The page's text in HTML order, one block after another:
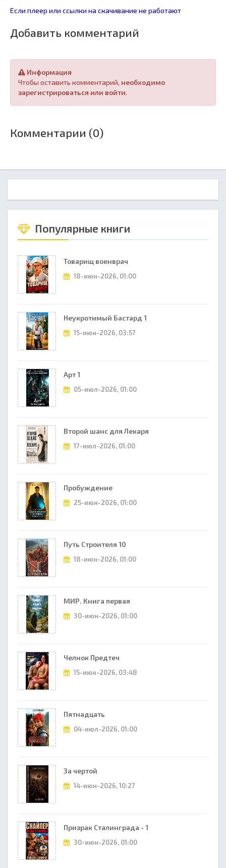
Если плеер или ссылки на скачивание не работают
Добавить комментарий
Информация
Чтобы оставить комментарий, необходимо
зарегистрироваться или войти.
Комментарии (0)
Популярные книги
Товарищ военврач
18-июн-2026, 01:00
Неукротимый Бастард 1
15-июн-2026, 03:57
Арт 1
05-июл-2026, 01:00
Второй шанс для Лекаря
17-июл-2026, 01:00
Пробуждение
25-июн-2026, 01:00
Путь Строителя 10
18-июн-2026, 01:00
МИР. Книга первая
30-июн-2026, 01:00
Челнок Предтеч
15-июн-2026, 03:48
Пятнадцать
04-июл-2026, 01:00
За чертой
14-июн-2026, 10:27
Призрак Сталинграда - 1
30-июн-2026, 01:00